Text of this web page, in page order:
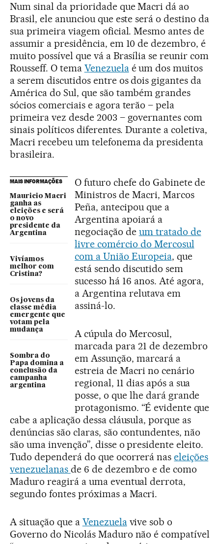
Num sinal da prioridade que Macri dá ao
Brasil, ele anunciou que este será o destino da
sua primeira viagem oficial. Mesmo antes de
assumir a presidência, em 10 de dezembro, é
muito possível que vá a Brasília se reunir com
Rousseff. O tema Venezuelaé um dos muitos
a serem discutidos entre os dois gigantes da
América do Sul, que são também grandes
sócios comerciais e agora terão – pela
primeira vez desde 2003 – governantes com
sinais políticos diferentes. Durante a coletiva,
Macri recebeu um telefonema da presidenta
brasileira.
MAIS INFORMAÇÕES
Mauricio Macri
ganha as
eleições e será
o novo
presidente da
Argentina
Vivíamos
melhor com
Cristina?
Os jovens da
classe média
emergente que
votam pela
mudança
Sombra do
Papa domina a
conclusão da
campanha
argentina
O futuro chefe do Gabinete de
Ministros de Macri, Marcos
Peña, antecipou que a
Argentina apoiará a
negociação de um tratado de
livre comércio do Mercosul
com a União Europeia, que
está sendo discutido sem
sucesso há 16 anos. Até agora,
a Argentina relutava em
assiná-lo.
A cúpula do Mercosul,
marcada para 21 de dezembro
em Assunção, marcará a
estreia de Macri no cenário
regional, 11 dias após a sua
posse, o que lhe dará grande
protagonismo. “É evidente que
cabe a aplicação dessa cláusula, porque as
denúncias são claras, são contundentes, não
são uma invenção”, disse o presidente eleito.
Tudo dependerá do que ocorrerá naseleições
venezuelanas de 6 de dezembro e de como
Maduro reagirá a uma eventual derrota,
segundo fontes próximas a Macri.
A situação que a Venezuelavive sob o
Governo do Nicolás Maduro não é compatível